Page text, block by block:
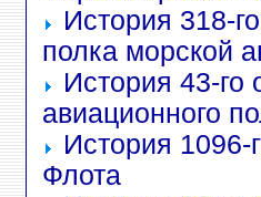
История 318-
полка морской
История 43-го
авиационного
История 1096-
Флота